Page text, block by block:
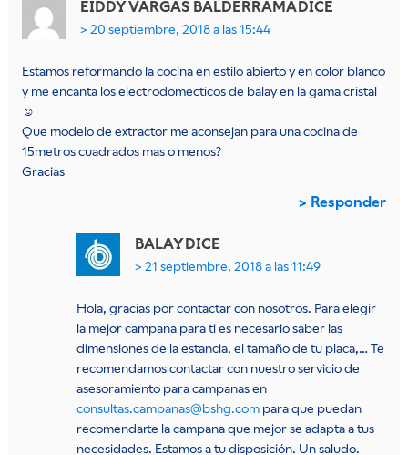
EIDDY VARGAS BALDERRAMA DICE
20 septiembre, 2018 a las 15:44
Estamos reformando la cocina en estilo abierto y en color blanco
y me encanta los electrodomecticos de balay en la gama cristal
☺
Que modelo de extractor me aconsejan para una cocina de
15metros cuadrados mas o menos?
Gracias
Responder
BALAY DICE
21 septiembre, 2018 a las 11:49
Hola, gracias por contactar con nosotros. Para elegir
la mejor campana para ti es necesario saber las
dimensiones de la estancia, el tamaño de tu placa,… Te
recomendamos contactar con nuestro servicio de
asesoramiento para campanas en
consultas.campanas@bshg.compara que puedan
recomendarte la campana que mejor se adapta a tus
necesidades. Estamos a tu disposición. Un saludo.